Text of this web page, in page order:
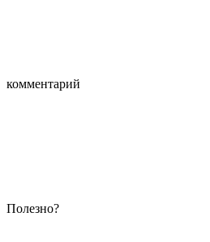
комментарий
Полезно?